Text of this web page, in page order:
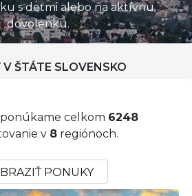
s deťmi alebo na aktívnu
dovolenku.
V ŠTÁTE SLOVENSKO
celkom 6248
v 8 regiónoch.
PONUKY